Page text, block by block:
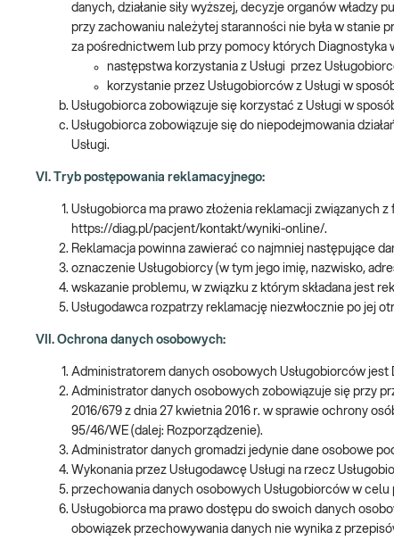
danych, działanie siły wyższej, decyzje organów
przy zachowaniu należytej staranności nie była w stanie
za pośrednictwem lub przy pomocy których
następstwa korzystania z Usługi przez
korzystanie przez Usługobiorców z Usługi w
Usługobiorca zobowiązuje się korzystać z Usługi w
Usługobiorca zobowiązuje się do niepodejmowania
Usługi.
VI. Tryb postępowania reklamacyjnego:
Usługobiorca ma prawo złożenia reklamacji związanych
https://diag.pl/pacjent/kontakt/wyniki-online/.
Reklamacja powinna zawierać co najmniej następujące
oznaczenie Usługobiorcy (w tym jego imię, nazwisko,
wskazanie problemu, w związku z którym składana jest
Usługodawca rozpatrzy reklamację niezwłocznie po jej
VII. Ochrona danych osobowych:
Administratorem danych osobowych Usługobiorców jest
Administrator danych osobowych zobowiązuje się przy
2016/679 z dnia 27 kwietnia 2016 r. w sprawie ochrony
95/46/WE (dalej: Rozporządzenie).
Administrator danych gromadzi jedynie dane osobowe
Wykonania przez Usługodawcę Usługi na rzecz
przechowania danych osobowych Usługobiorców w
Usługobiorca ma prawo dostępu do swoich danych
obowiązek przechowywania danych nie wynika z